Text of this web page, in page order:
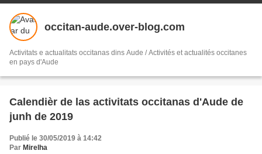
occitan-aude.over-blog.com
Activitats e actualitats occitanas dins Aude / Activités et actualités occitanes
en pays d'Aude
Calendièr de las activitats occitanas d'Aude de
junh de 2019
Publié le 30/05/2019 à 14:42
Par Mirelha